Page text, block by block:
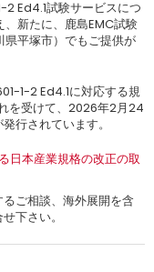
2 Ed4.1試験サービスにつ
新たに、鹿島EMC試験
平塚市）でもご提供が
1-2 Ed4.1に対応する規
を受けて、2026年2月24
行されています。
日本産業規格の改正の取
ご相談、海外展開を含
下さい。